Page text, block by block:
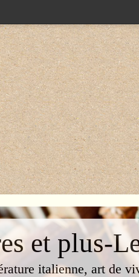
et plus-
italienne, art de